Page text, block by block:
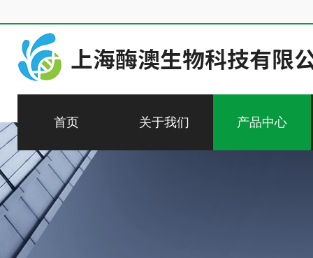
首页 关于我们 产品中心